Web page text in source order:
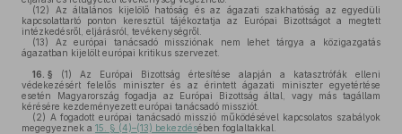
(12) Az általános kijelölő hatóság és az ágazati szakhatóság az egyedüli
kapcsolattartó ponton keresztül tájékoztatja az Európai Bizottságot a megtett
intézkedésről, eljárásról, tevékenységről.
(13) Az európai tanácsadó missziónak nem lehet tárgya a közigazgatás
ágazatban kijelölt európai kritikus szervezet.
16. § (1) Az Európai Bizottság értesítése alapján a katasztrófák elleni
védekezésért felelős miniszter és az érintett ágazati miniszter egyetértése
esetén Magyarország fogadja az Európai Bizottság által, vagy más tagállam
kérésére kezdeményezett európai tanácsadó missziót.
(2) A fogadott európai tanácsadó misszió működésével kapcsolatos szabályok
megegyeznek a 15. § (4)–(13) bekezdésében foglaltakkal.